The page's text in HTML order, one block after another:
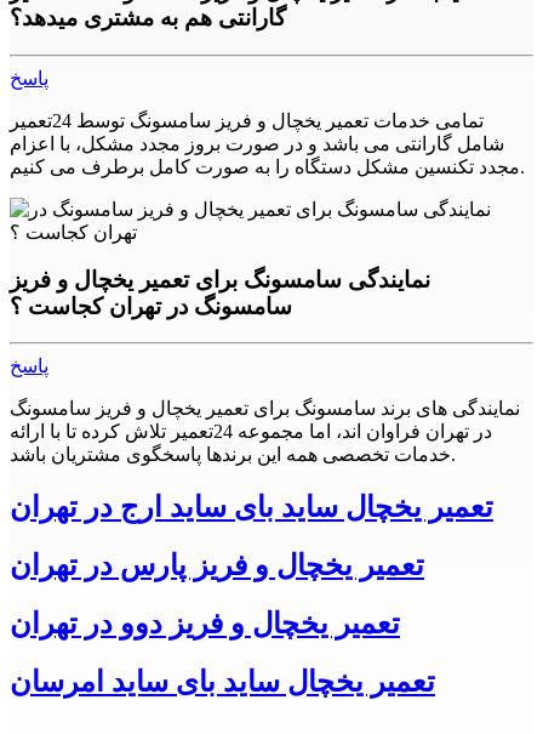
باید لوله‌های آب را تعمیر یا تعویض کنید.
نکات مهم
3. همیشه قبل از هر تعمیری، دستگاه را با دقت بررسی کنید و به
غذاهای تازه و منجمد بسیار مفید هستند. با این حال، همانطور که هر
دستگاه الکترونیکی دیگری، یخچال و فریزر سامسونگ نیز با
مشکلات و خرابی‌های خود روبرو می‌شوند. در این مقاله، به بررسی
مشکلات رایج یخچال و فریزر و راه‌حل‌های آن‌ها پرداختیم. با رعایت
نکات مهم و استفاده از تعمیرکاران ماهر و مجرب، می‌توانید دستگاه
خود را به بهترین شکل تعمیر کنید و از آن برای مدت طولانی
تعمیر یخچال و فریز سامسونگدر شهر
(غرب تهران، شرق تهران، جنوب
تهران و شمال تهران)
گارانتی هم به مشتری میدهد؟
پاسخ
تمامی خدمات تعمیر یخچال و فریز سامسونگ توسط 24تعمیر
شامل گارانتی می باشد و در صورت بروز مجدد مشکل، با اعزام
مجدد تکنسین مشکل دستگاه را به صورت کامل برطرف می کنیم.
نمایندگی سامسونگ برای تعمیر یخچال و فریز
سامسونگ در تهران کجاست ؟
پاسخ
نمایندگی های برند سامسونگ برای تعمیر یخچال و فریز سامسونگ
در تهران فراوان اند، اما مجموعه 24تعمیر تلاش کرده تا با ارائه
خدمات تخصصی همه این برندها پاسخگوی مشتریان باشد.
تعمیر یخچال ساید بای ساید ارج در تهران
تعمیر یخچال و فریز پارس در تهران
تعمیر یخچال و فریز دوو در تهران
تعمیر یخچال ساید بای ساید امرسان